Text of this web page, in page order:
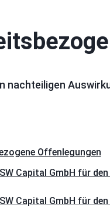
nachteiligen
Offenlegungen
Capital GmbH für
Capital GmbH für